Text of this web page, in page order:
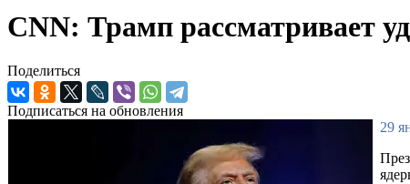
CNN: Трамп рассматривает
Поделиться
Подписаться на обновления
29